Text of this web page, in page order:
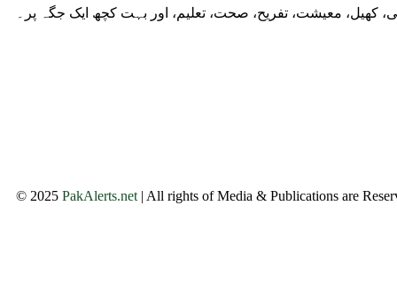
کھیل، معیشت، تفریح، صحت، تعلیم، اور بہت کچھ ایک جگہ پر۔
© 2025 PakAlerts.net | All rights of Media & Publications are